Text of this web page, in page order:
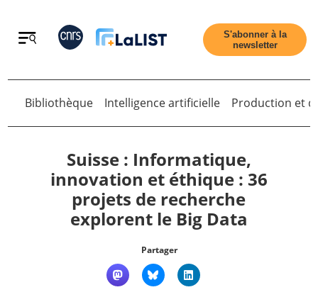
Retour
Qui sommes nous ?
S'abonner à la
newsletter
Bibliothèque Intelligence artificielle Production et
Suisse : Informatique,
innovation et éthique : 36
projets de recherche
explorent le Big Data
Partager